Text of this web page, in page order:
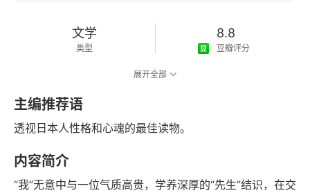
文学
类型
8.8
豆瓣评分
2013-07-01
发行日期
展开全部
主编推荐语
透视日本人性格和心魂的最佳读物。
内容简介
“我”无意中与一位气质高贵，学养深厚的“先生”结识，在交